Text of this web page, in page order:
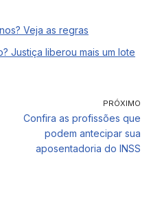
Veja as regras
Justiça liberou mais um lote
PRÓXIMO
Confira as profissões que
podem antecipar sua
aposentadoria do INSS